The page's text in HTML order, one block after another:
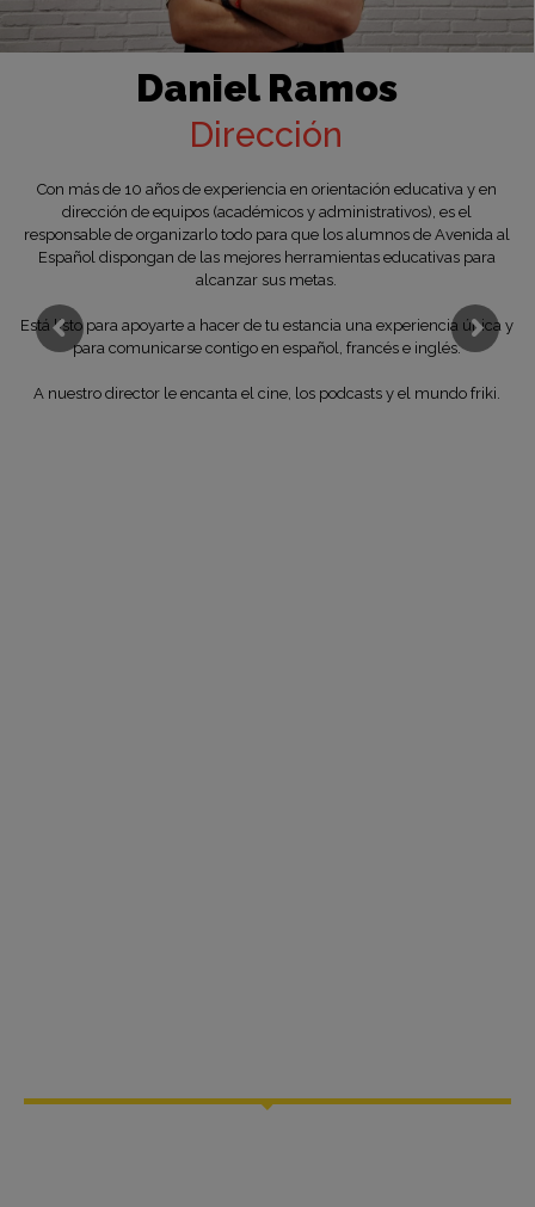
Dirección
Daniel Ramos
Con más de 10 años de experiencia en orientación educativa y en
dirección de equipos (académicos y administrativos), es el
responsable de organizarlo todo para que los alumnos de Avenida al
Español dispongan de las mejores herramientas educativas para
alcanzar sus metas.
Está listo para apoyarte a hacer de tu estancia una experiencia única y
para comunicarse contigo en español, francés e inglés.
A nuestro director le encanta el cine, los podcasts y el mundo friki.